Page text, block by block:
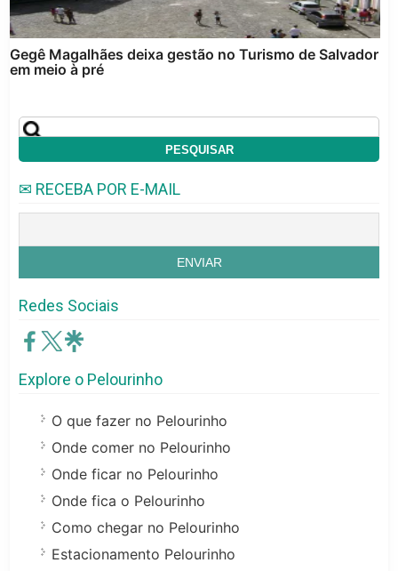
Gegê Magalhães deixa gestão no Turismo de Salvador
em meio à pré
✉ RECEBA POR E-MAIL
Redes Sociais
Explore o Pelourinho
O que fazer no Pelourinho
Onde comer no Pelourinho
Onde ficar no Pelourinho
Onde fica o Pelourinho
Como chegar no Pelourinho
Estacionamento Pelourinho